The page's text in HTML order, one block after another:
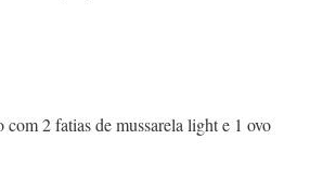
2 fatias de mussarela light e 1 ovo